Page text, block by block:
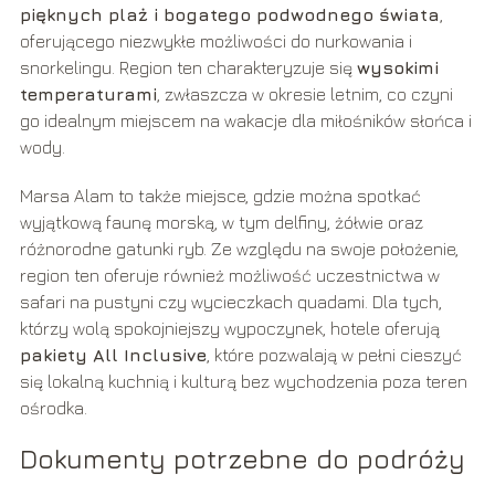
pięknych plaż i bogatego podwodnego świata
oferującego niezwykłe możliwości do nurkowania i
snorkelingu. Region ten charakteryzuje się wysokimi
temperaturami , zwłaszcza w okresie letnim, co czyni
go idealnym miejscem na wakacje dla miłośników słońca i
wody.
Marsa Alam to także miejsce, gdzie można spotkać
wyjątkową faunę morską, w tym delfiny, żółwie oraz
różnorodne gatunki ryb. Ze względu na swoje położenie,
region ten oferuje również możliwość uczestnictwa w
safari na pustyni czy wycieczkach quadami. Dla tych,
którzy wolą spokojniejszy wypoczynek, hotele oferują
pakiety All Inclusive, które pozwalają w pełni cieszyć
się lokalną kuchnią i kulturą bez wychodzenia poza teren
ośrodka.
Dokumenty potrzebne do podróży